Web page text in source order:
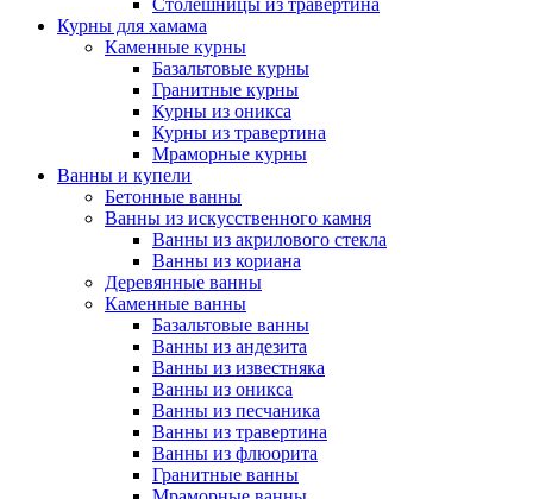
Столешницы из травертина
Курны для хамама
Каменные курны
Базальтовые курны
Гранитные курны
Курны из оникса
Курны из травертина
Мраморные курны
Ванны и купели
Бетонные ванны
Ванны из искусственного камня
Ванны из акрилового стекла
Ванны из кориана
Деревянные ванны
Каменные ванны
Базальтовые ванны
Ванны из андезита
Ванны из известняка
Ванны из оникса
Ванны из песчаника
Ванны из травертина
Ванны из флюорита
Гранитные ванны